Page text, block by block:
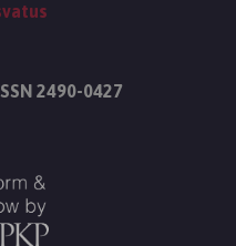
2490-0427